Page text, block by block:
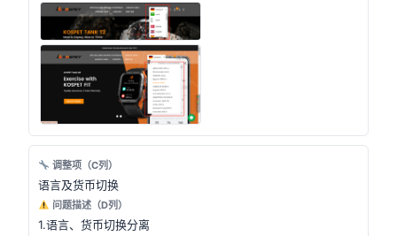
调整项（C列）
语言及货币切换
问题描述（D列）
1.语言、货币切换分离